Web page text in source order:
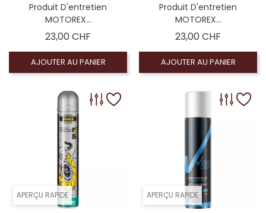
Produit D'entretien
MOTOREX...
23,00 CHF
AJOUTER AU PANIER
Produit D'entretien
MOTOREX...
23,00 CHF
AJOUTER AU PANIER
APERÇU RAPIDE APERÇU RAPIDE